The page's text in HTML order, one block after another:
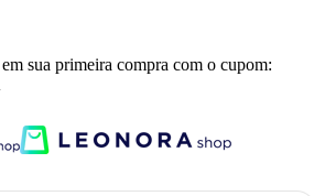
em sua primeira compra com o cupom: